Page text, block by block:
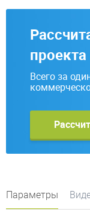
проекта
Всего за
Параметры